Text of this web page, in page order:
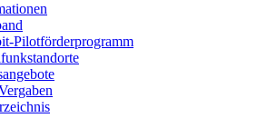
Pilotförderprogramm